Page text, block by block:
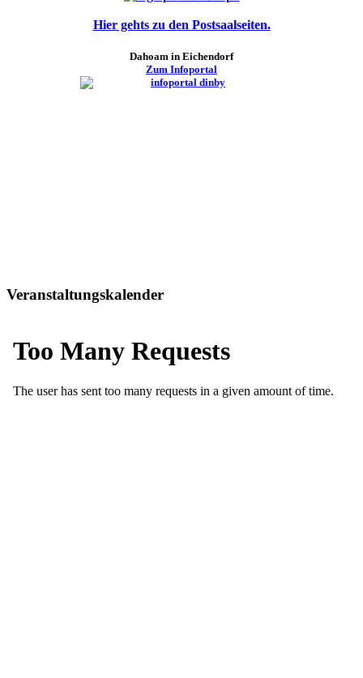
Hier gehts zu den Postsaalseiten.
Dahoam in Eichendorf
Zum Infoportal
Veranstaltungskalender